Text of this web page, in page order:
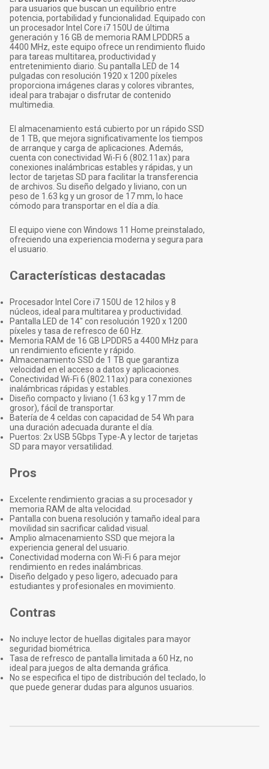
para usuarios que buscan un equilibrio entre
potencia, portabilidad y funcionalidad. Equipado con
un procesador Intel Core i7 150U de última
generación y 16 GB de memoria RAM LPDDR5 a
4400 MHz, este equipo ofrece un rendimiento fluido
para tareas multitarea, productividad y
entretenimiento diario. Su pantalla LED de 14
pulgadas con resolución 1920 x 1200 píxeles
proporciona imágenes claras y colores vibrantes,
ideal para trabajar o disfrutar de contenido
multimedia.
El almacenamiento está cubierto por un rápido SSD
de 1 TB, que mejora significativamente los tiempos
de arranque y carga de aplicaciones. Además,
cuenta con conectividad Wi-Fi 6 (802.11ax) para
conexiones inalámbricas estables y rápidas, y un
lector de tarjetas SD para facilitar la transferencia
de archivos. Su diseño delgado y liviano, con un
peso de 1.63 kg y un grosor de 17 mm, lo hace
cómodo para transportar en el día a día.
El equipo viene con Windows 11 Home preinstalado,
ofreciendo una experiencia moderna y segura para
el usuario.
Características destacadas
Procesador Intel Core i7 150U de 12 hilos y 8
núcleos, ideal para multitarea y productividad.
Pantalla LED de 14" con resolución 1920 x 1200
píxeles y tasa de refresco de 60 Hz.
Memoria RAM de 16 GB LPDDR5 a 4400 MHz para
un rendimiento eficiente y rápido.
Almacenamiento SSD de 1 TB que garantiza
velocidad en el acceso a datos y aplicaciones.
Conectividad Wi-Fi 6 (802.11ax) para conexiones
inalámbricas rápidas y estables.
Diseño compacto y liviano (1.63 kg y 17 mm de
grosor), fácil de transportar.
Batería de 4 celdas con capacidad de 54 Wh para
una duración adecuada durante el día.
Puertos: 2x USB 5Gbps Type-A y lector de tarjetas
SD para mayor versatilidad.
Pros
Excelente rendimiento gracias a su procesador y
memoria RAM de alta velocidad.
Pantalla con buena resolución y tamaño ideal para
movilidad sin sacrificar calidad visual.
Amplio almacenamiento SSD que mejora la
experiencia general del usuario.
Conectividad moderna con Wi-Fi 6 para mejor
rendimiento en redes inalámbricas.
Diseño delgado y peso ligero, adecuado para
estudiantes y profesionales en movimiento.
Contras
No incluye lector de huellas digitales para mayor
seguridad biométrica.
Tasa de refresco de pantalla limitada a 60 Hz, no
ideal para juegos de alta demanda gráfica.
No se especifica el tipo de distribución del teclado, lo
que puede generar dudas para algunos usuarios.